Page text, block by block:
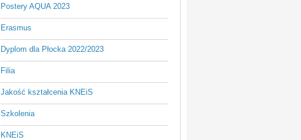
Postery AQUA 2023
Erasmus
Dyplom dla Płocka 2022/2023
Filia
Jakość kształcenia KNEiS
Szkolenia
KNEiS